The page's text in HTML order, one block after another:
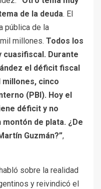
de la deuda. El
pública de la
millones. Todos los
Durante
el déficit fiscal
millones, cinco
(PBI). Hoy el
déficit y no
de plata. ¿De
Guzmán?”,
sobre la realidad
y reivindicó el